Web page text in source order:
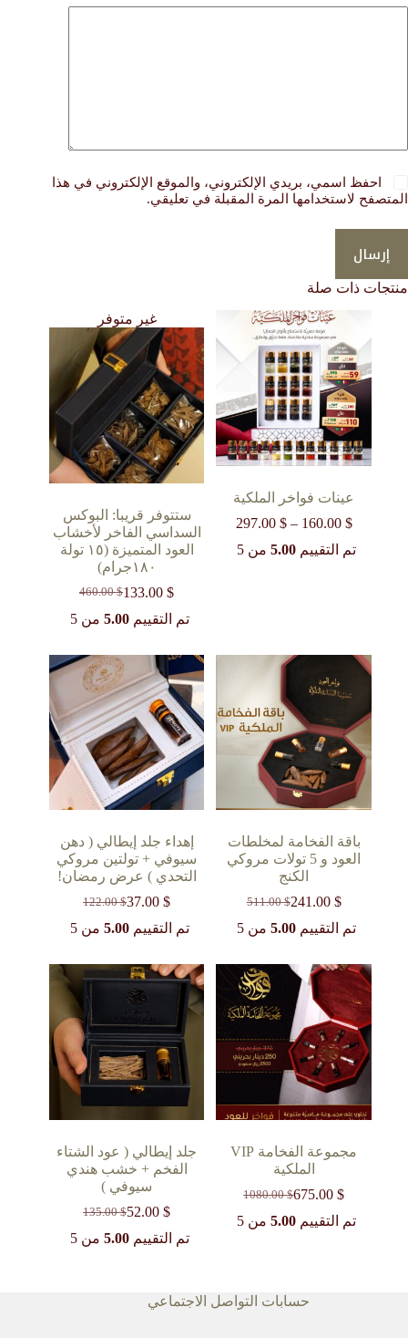
احفظ اسمي، بريدي الإلكتروني، والموقع الإلكتروني في هذا
المتصفح لاستخدامها المرة المقبلة في تعليقي.
إرسال
منتجات ذات صلة
عينات فواخر الملكية
160.00 $
–
297.00 $
السعر:
تم التقييم 5.00من 5
غير متوفر
ستتوفر قريبا: البوكس
السداسي الفاخر لأخشاب
العود المتميزة (١٥ تولة
١٨٠جرام)
460.00$
السعر
الأصلي
133.00$
السعر
الحاليتم التقييم5.00 من 5
باقة الفخامة لمخلطات
العود و 5 تولات مروكي
الكنج
511.00$
السعر
الأصلي
511.00 $.
241.00 $
السعر
الحالي
241.00 $.
تم التقييم 5.00من 5
إهداء جلد إيطالي ( دهن
سيوفي + تولتين مروكي
التحدي ) عرض رمضان!
122.00$
السعر
الأصلي
122.00 $.
37.00$
السعر
الحالي
37.00 $.
تم التقييم5.00 من 5
مجموعة الفخامة VIP
الملكية
1080.00$
السعر
الأصلي
675.00$
السعر
الحالي تم التقييم 5.00من 5
جلد إيطالي ( عود الشتاء
الفخم + خشب هندي
سيوفي )
135.00$
السعر
الأصلي
52.00$
السعر
الحاليتم التقييم5.00 من 5
حسابات التواصل الاجتماعي